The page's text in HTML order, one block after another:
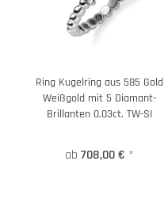
Ring Kugelring aus 585 Gold
Weißgold mit 5 Diamant-
Brillanten 0,03ct. TW-SI
ab 708,00 € *